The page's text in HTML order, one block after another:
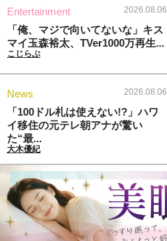
Entertainment 2026.08.06
「俺、マジで向いてないな」キス
マイ玉森裕太、TVer1000万再生...
こじらぶ
News 2026.08.06
「100ドル札は使えない!?」ハワ
イ移住の元テレ朝アナが驚い
た“最...
大木優紀